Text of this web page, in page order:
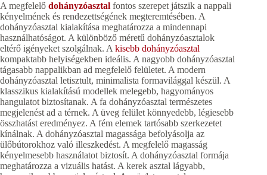
A megfelelő dohányzóasztal fontos szerepet játszik a nappali
kényelmének és rendezettségének megteremtésében. A
dohányzóasztal kialakítása meghatározza a mindennapi
használhatóságot. A különböző méretű dohányzóasztalok
eltérő igényeket szolgálnak. Akisebb dohányzóasztal
kompaktabb helyiségekben ideális. A nagyobb dohányzóasztal
tágasabb nappalikban ad megfelelő felületet. A modern
dohányzóasztal letisztult, minimalista formavilággal készül. A
klasszikus kialakítású modellek melegebb, hagyományos
hangulatot biztosítanak. A fa dohányzóasztal természetes
megjelenést ad a térnek. A üveg felület könnyedebb, légiesebb
összhatást eredményez. A fém elemek tartósabb szerkezetet
kínálnak. A dohányzóasztal magassága befolyásolja az
ülőbútorokhoz való illeszkedést. A megfelelő magasság
kényelmesebb használatot biztosít. A dohányzóasztal formája
meghatározza a vizuális hatást. A kerek asztal lágyabb,